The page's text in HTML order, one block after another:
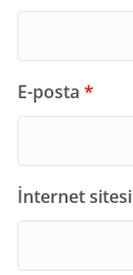
E-posta *
İnternet sitesi